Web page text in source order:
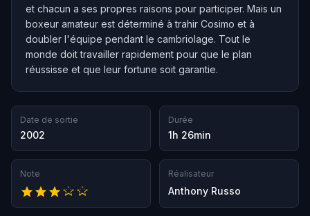
et chacun a ses propres raisons pour participer. Mais un
boxeur amateur est déterminé à trahir Cosimo et à
doubler l'équipe pendant le cambriolage. Tout le
monde doit travailler rapidement pour que le plan
réussisse et que leur fortune soit garantie.
Date de sortie
2002
Durée
1h 26min
Note Réalisateur
Anthony Russo